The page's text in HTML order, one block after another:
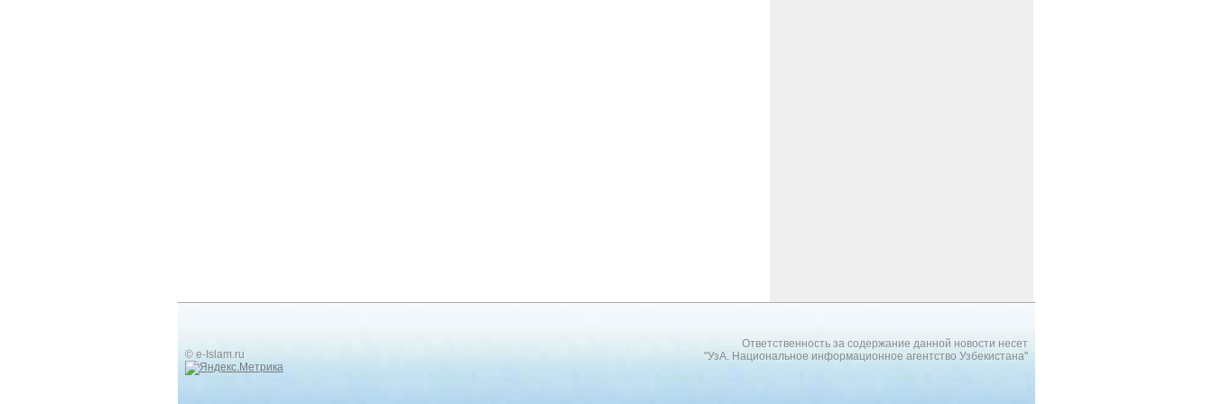
© e-Islam.ru
Ответственность за содержание данной новости несет
"УзА. Национальное информационное агентство Узбекистана"